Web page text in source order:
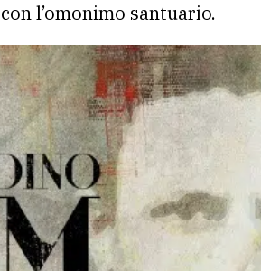
con l’omonimo santuario.